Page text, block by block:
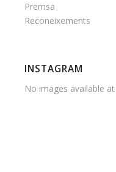
Premsa
Reconeixements
INSTAGRAM
No images available